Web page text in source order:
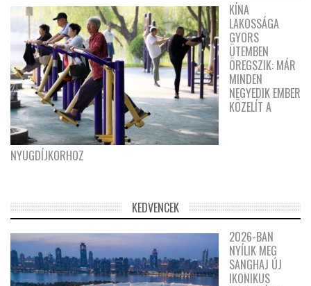
KÍNA
LAKOSSÁGA
GYORS
ÜTEMBEN
ÖREGSZIK: MÁR
MINDEN
NEGYEDIK EMBER
KÖZELÍT A
NYUGDÍJKORHOZ
KEDVENCEK
2026-BAN
NYÍLIK MEG
SANGHAJ ÚJ
IKONIKUS